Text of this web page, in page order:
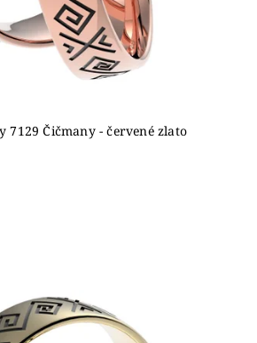
7129 Čičmany - červené zlato